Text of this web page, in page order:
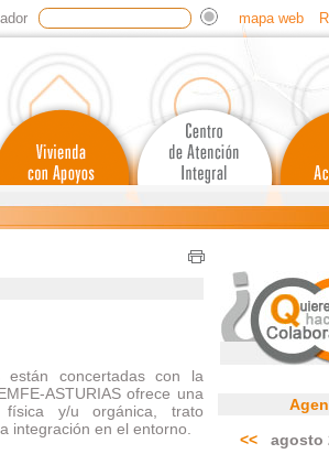
mapa web
concertadas con la
ASTURIAS ofrece una
física y/u orgánica, trato
integración en el entorno.
<<